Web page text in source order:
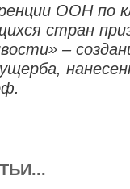
ООН по
стран
–